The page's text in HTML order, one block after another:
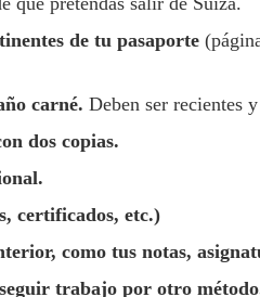
de tu pasaporte
carné. Deben ser recientes
dos copias.
certificados, etc.)
como tus notas,
trabajo por otro